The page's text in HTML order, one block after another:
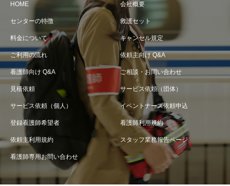
HOME 会社概要
センターの特徴 救護セット
料金について キャンセル規定
ご利用の流れ 依頼主向け Q&A
看護師向け Q&A ご相談・お問い合わせ
見積依頼 サービス依頼（団体）
サービス依頼（個人） イベントナース依頼申込
登録看護師希望者 看護師利用規約
依頼主利用規約 スタッフ業務報告ページ
看護師専用お問い合わせ